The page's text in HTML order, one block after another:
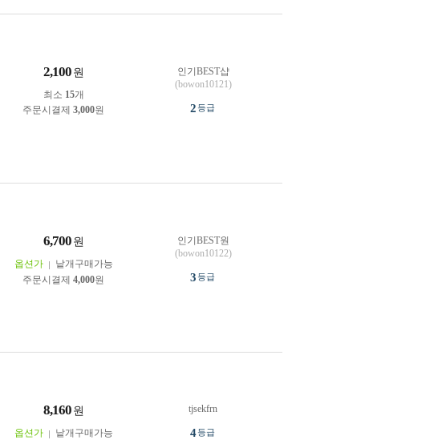
2,100 원
최소 15개
주문시결제 3,000원
인기BEST샵
(bowon10121)
2등급
6,700 원
옵션가
낱개구매가능
주문시결제 4,000원
인기BEST원
(bowon10122)
3등급
8,160 원
옵션가
낱개구매가능
tjsekfrn
4등급